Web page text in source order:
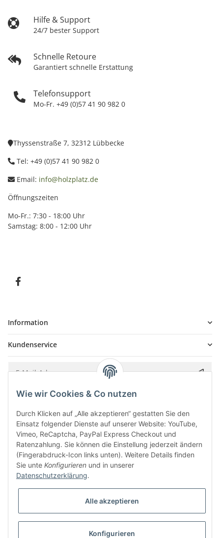
Hilfe & Support
24/7 bester Support
Schnelle Retoure
Garantiert schnelle Erstattung
Telefonsupport
Mo-Fr. +49 (0)57 41 90 982 0
Thyssenstraße 7, 32312 Lübbecke
Tel: +49 (0)57 41 90 982 0
Email: info@holzplatz.de
Öffnungszeiten
Mo-Fr.: 7:30 - 18:00 Uhr
Samstag: 8:00 - 12:00 Uhr
Information
Kundenservice
Bitte senden Sie mir entsprechend IhrerDatenschutzerklärung
* Alle Preise inkl. gesetzlicher USt., zzgl.
Besucherzähler: 5850715
Wie wir Cookies & Co nutzen
Durch Klicken auf „Alle akzeptieren“ gestatten Sie den
Einsatz folgender Dienste auf unserer Website: YouTube,
Vimeo, ReCaptcha, PayPal Express Checkout und
Ratenzahlung. Sie können die Einstellung jederzeit ändern
(Fingerabdruck-Icon links unten). Weitere Details finden
Sie unte Konfigurieren und in unserer
Datenschutzerklärung.
Alle akzeptieren
Konfigurieren